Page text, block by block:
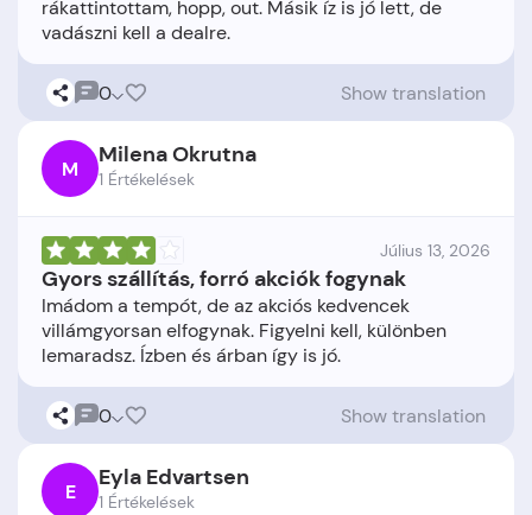
rákattintottam, hopp, out. Másik íz is jó lett, de
0 Show translation
M Milena Okrutna
1 Értékelések
Július 13, 2026
Gyors szállítás, forró akciók fogynak
Imádom a tempót, de az akciós kedvencek
villámgyorsan elfogynak. Figyelni kell, különben
0 Show translation
E Eyla Edvartsen
1 Értékelések